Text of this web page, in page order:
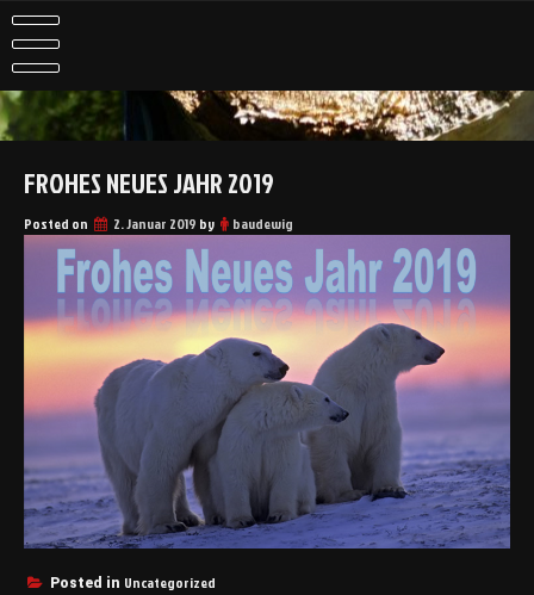
Skip
to
content
FROHES NEUES JAHR 2019
Posted on 2. Januar 2019 by baudewig
Posted in Uncategorized